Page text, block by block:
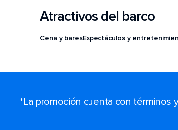
Atractivos del barco
Cena y baresEspectáculos y
*La promoción cuenta con términos